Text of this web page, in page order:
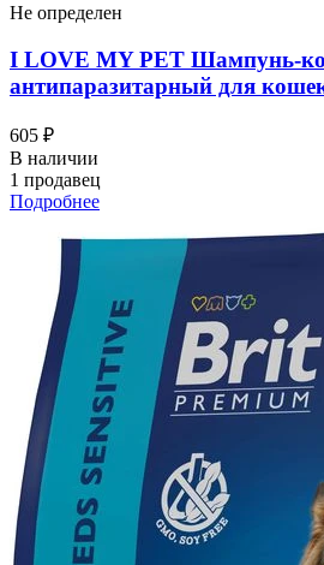
Не определен
I LOVЕ MY PET Шампунь-
антипаразитарный для
605 ₽
В наличии
1 продавец
Подробнее